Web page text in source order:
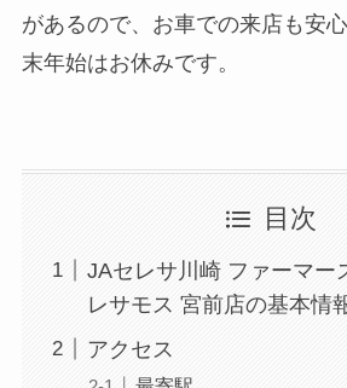
があるので、お車での来店も安
末年始はお休みです。
目次
JAセレサ川崎 ファーマー
レサモス 宮前店の基本情
アクセス